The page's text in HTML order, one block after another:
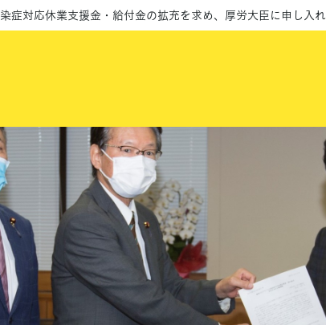
症対応休業支援金・給付金の拡充を求め、厚労大臣に申し入れ